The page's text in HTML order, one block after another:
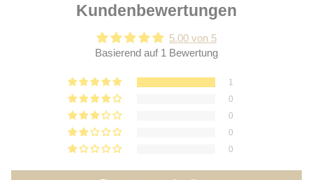
Kundenbewertungen
5.00 von 5
Basierend auf 1 Bewertung
1
0
0
0
0